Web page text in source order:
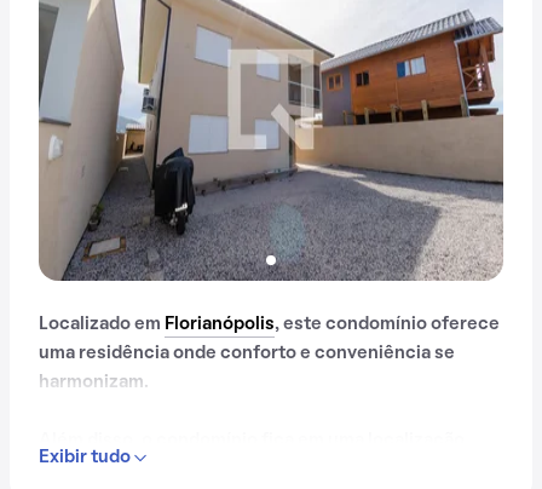
Localizado em Florianópolis, este condomínio oferece
uma residência onde conforto e conveniência se
harmonizam.
Exibir tudo